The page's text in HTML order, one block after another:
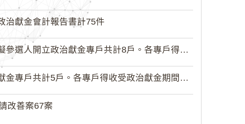
治獻金會計報告書計75件
人開立政治獻金專戶共計8戶。各專戶得收受...
戶共計5戶。各專戶得收受政治獻金期間為自...
改善案67案